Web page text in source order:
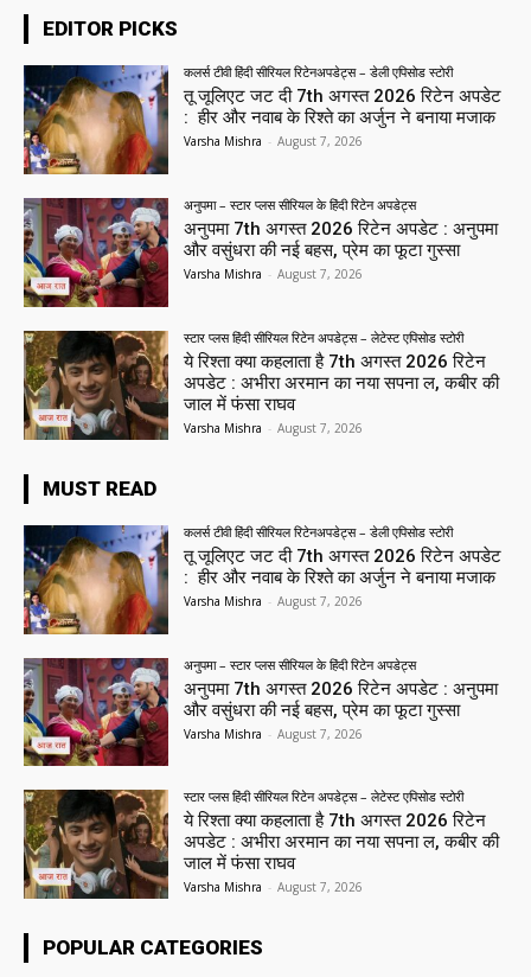
EDITOR PICKS
कलर्स टीवी हिंदी सीरियल रिटेनअपडेट्स – डेली एपिसोड स्टोरी
तू जूलिएट जट दी 7th अगस्त 2026 रिटेन अपडेट
: हीर और नवाब के रिश्ते का अर्जुन ने बनाया मजाक
Varsha Mishra - August 7, 2026
अनुपमा – स्टार प्लस सीरियल के हिंदी रिटेन अपडेट्स
अनुपमा 7th अगस्त 2026 रिटेन अपडेट : अनुपमा
और वसुंधरा की नई बहस, प्रेम का फूटा गुस्सा
Varsha Mishra - August 7, 2026
स्टार प्लस हिंदी सीरियल रिटेन अपडेट्स – लेटेस्ट एपिसोड स्टोरी
ये रिश्ता क्या कहलाता है 7th अगस्त 2026 रिटेन
अपडेट : अभीरा अरमान का नया सपना ल, कबीर की
जाल में फंसा राघव
Varsha Mishra - August 7, 2026
MUST READ
कलर्स टीवी हिंदी सीरियल रिटेनअपडेट्स – डेली एपिसोड स्टोरी
तू जूलिएट जट दी 7th अगस्त 2026 रिटेन अपडेट
: हीर और नवाब के रिश्ते का अर्जुन ने बनाया मजाक
Varsha Mishra - August 7, 2026
अनुपमा – स्टार प्लस सीरियल के हिंदी रिटेन अपडेट्स
अनुपमा 7th अगस्त 2026 रिटेन अपडेट : अनुपमा
और वसुंधरा की नई बहस, प्रेम का फूटा गुस्सा
Varsha Mishra - August 7, 2026
स्टार प्लस हिंदी सीरियल रिटेन अपडेट्स – लेटेस्ट एपिसोड स्टोरी
ये रिश्ता क्या कहलाता है 7th अगस्त 2026 रिटेन
अपडेट : अभीरा अरमान का नया सपना ल, कबीर की
जाल में फंसा राघव
Varsha Mishra - August 7, 2026
POPULAR CATEGORIES